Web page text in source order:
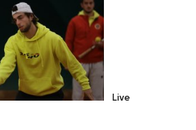
Live